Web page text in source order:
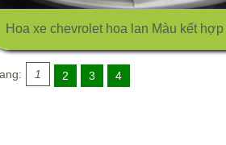
Hoa xe chevrolet hoa lan Màu kết hợp
1 2 3 4